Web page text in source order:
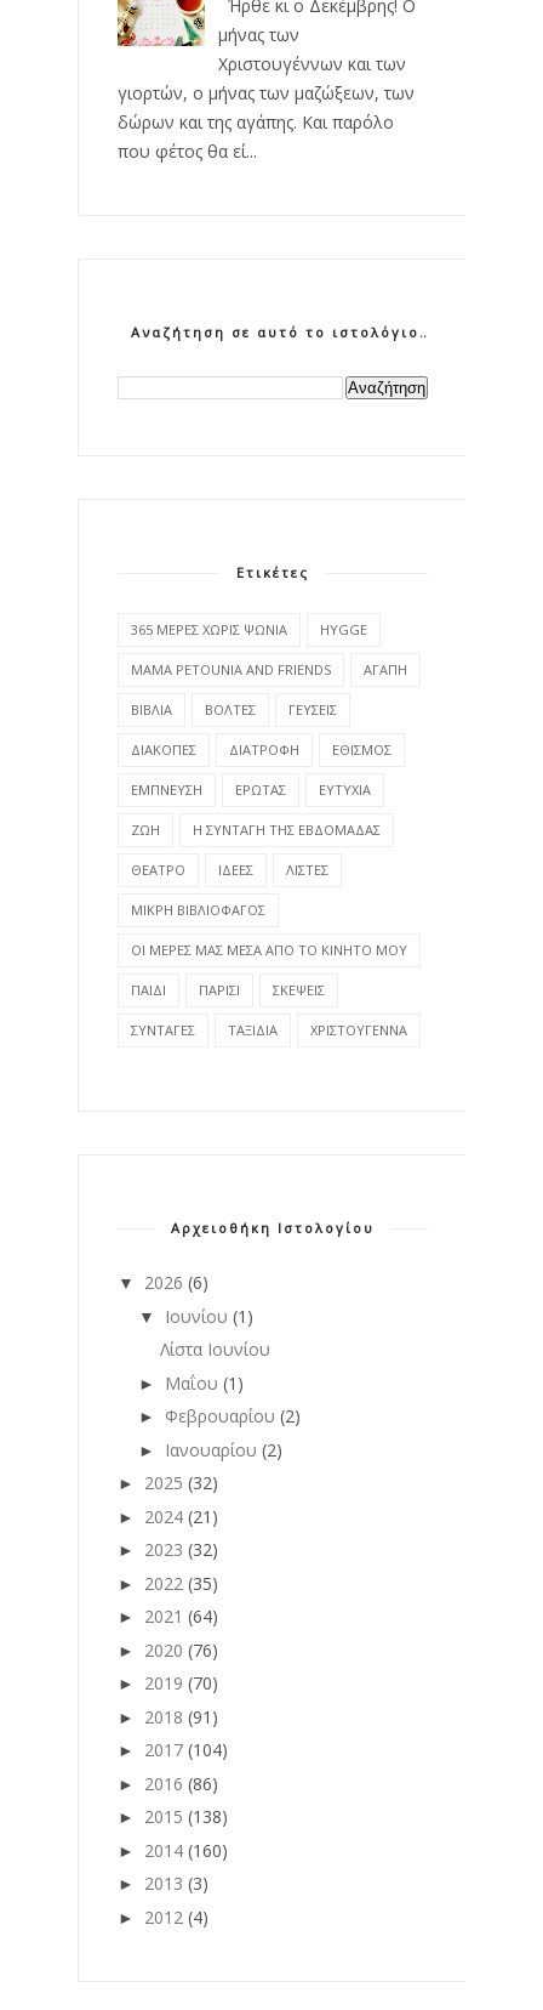
Ήρθε κι ο Δεκέμβρης! Ο
μήνας των
Χριστουγέννων και των
γιορτών, ο μήνας των μαζώξεων, των
δώρων και της αγάπης. Και παρόλο
που φέτος θα εί...
Αναζήτηση σε αυτό το ιστολόγιο
Ετικέτες
365 ΜΕΡΕΣ ΧΩΡΙΣ ΨΩΝΙΑ HYGGE
MAMA PETOUNIA AND FRIENDS ΑΓΑΠΗ
ΒΙΒΛΙΑ ΒΟΛΤΕΣ ΓΕΥΣΕΙΣ
ΔΙΑΚΟΠΕΣ ΔΙΑΤΡΟΦΗ ΕΘΙΣΜΟΣ
ΕΜΠΝΕΥΣΗ ΕΡΩΤΑΣ ΕΥΤΥΧΙΑ
ΖΩΗ Η ΣΥΝΤΑΓΗ ΤΗΣ ΕΒΔΟΜΑΔΑΣ
ΘΕΑΤΡΟ ΙΔΕΕΣ ΛΙΣΤΕΣ
ΜΙΚΡΗ ΒΙΒΛΙΟΦΑΓΟΣ
ΟΙ ΜΕΡΕΣ ΜΑΣ ΜΕΣΑ ΑΠΟ ΤΟ ΚΙΝΗΤΟ ΜΟΥ
ΠΑΙΔΙ ΠΑΡΙΣΙ ΣΚΕΨΕΙΣ
ΣΥΝΤΑΓΕΣ ΤΑΞΙΔΙΑ ΧΡΙΣΤΟΥΓΕΝΝΑ
Αρχειοθήκη Ιστολογίου
▼ 2026 (6)
▼ Ιουνίου (1)
Λίστα Ιουνίου
► Μαΐου (1)
► Φεβρουαρίου (2)
► Ιανουαρίου (2)
► 2025 (32)
► 2024 (21)
► 2023 (32)
► 2022 (35)
► 2021 (64)
► 2020 (76)
► 2019 (70)
► 2018 (91)
► 2017 (104)
► 2016 (86)
► 2015 (138)
► 2014 (160)
► 2013 (3)
► 2012 (4)